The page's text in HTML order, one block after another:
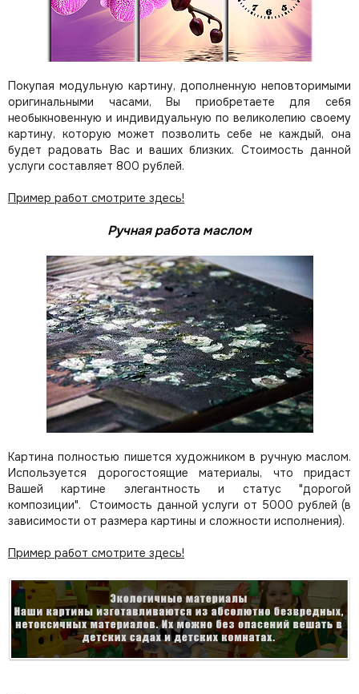
Покупая модульную картину, дополненную неповторимыми
оригинальными часами, Вы приобретаете для себя
необыкновенную и индивидуальную по великолепию своему
картину, которую может позволить себе не каждый, она
будет радовать Вас и ваших близких. Стоимость данной
услуги составляет 800 рублей.
Пример работ смотрите здесь!
Ручная работа маслом
Картина полностью пишется художником в ручную маслом.
Используется дорогостоящие материалы, что придаст
Вашей картине элегантность и статус "дорогой
композиции". Стоимость данной услуги от 5000 рублей (в
зависимости от размера картины и сложности исполнения).
Пример работ смотрите здесь!